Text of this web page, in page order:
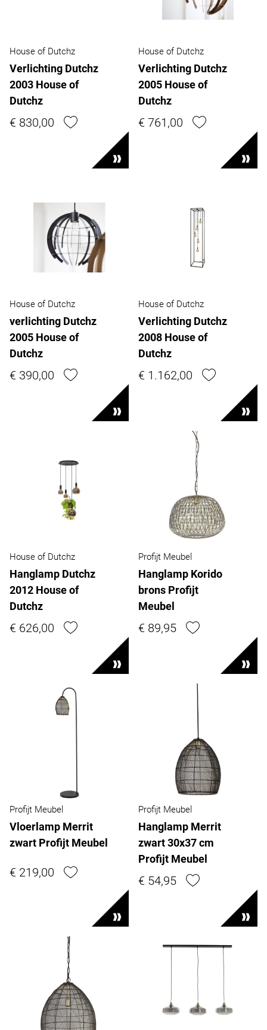
House of Dutchz
Verlichting Dutchz
2003 House of
Dutchz
€ 830,00
House of Dutchz
Verlichting Dutchz
2005 House of
Dutchz
€ 761,00
House of Dutchz
verlichting Dutchz
2005 House of
Dutchz
€ 390,00
House of Dutchz
Verlichting Dutchz
2008 House of
Dutchz
€ 1.162,00
House of Dutchz
Hanglamp Dutchz
2012 House of
Dutchz
€ 626,00
Profijt Meubel
Hanglamp Korido
brons Profijt
Meubel
€ 89,95
Profijt Meubel
Vloerlamp Merrit
zwart Profijt Meubel
€ 219,00
Profijt Meubel
Hanglamp Merrit
zwart 30x37 cm
Profijt Meubel
€ 54,95